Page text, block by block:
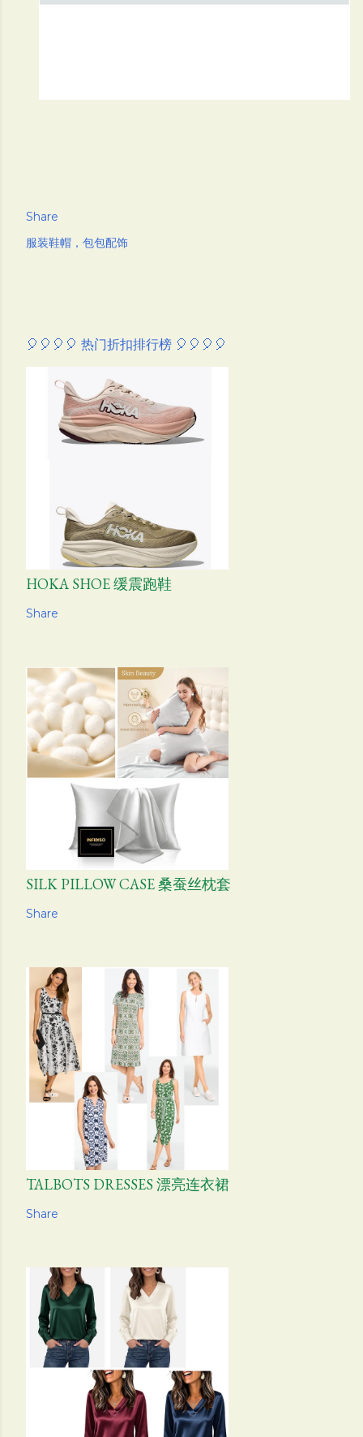
Share
服装鞋帽，包包配饰
🎈🎈🎈🎈 热门折扣排行榜 🎈🎈🎈🎈
HOKA SHOE 缓震跑鞋
Share
SILK PILLOW CASE 桑蚕丝枕套
Share
TALBOTS DRESSES 漂亮连衣裙
Share